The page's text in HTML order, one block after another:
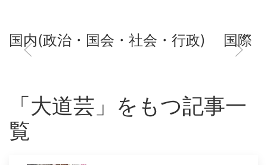
国内(政治・国会・社会・行政) 国際
「大道芸」をもつ記事一
覧